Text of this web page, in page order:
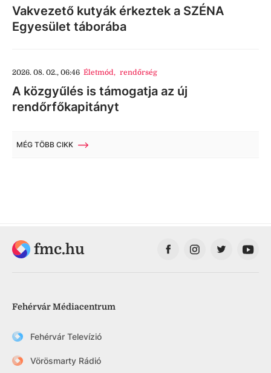
Vakvezető kutyák érkeztek a SZÉNA
Egyesület táborába
2026. 08. 02., 06:46 Életmód, rendőrség
A közgyűlés is támogatja az új
rendőrfőkapitányt
MÉG TÖBB CIKK
fmc.hu
Fehérvár Médiacentrum
Fehérvár Televízió
Vörösmarty Rádió